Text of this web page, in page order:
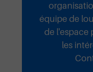
équipe de
de l'espace
les